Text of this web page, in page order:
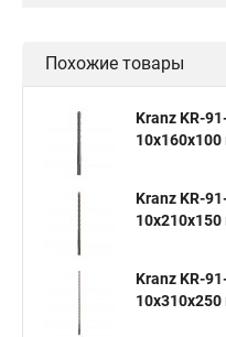
Похожие товары
Kranz KR-
Kranz KR-
Kranz KR-